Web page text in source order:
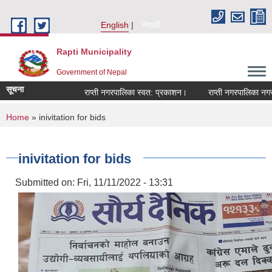
English
नेपाली
Rapti Municipality
Government of Nepal
सूचना राप्ती नगरपालिका स्वत: प्रकाशन। राप्ती नगरपालिका नगर
You are here
Home » inivitation for bids
inivitation for bids
Submitted on: Fri, 11/11/2022 - 13:31